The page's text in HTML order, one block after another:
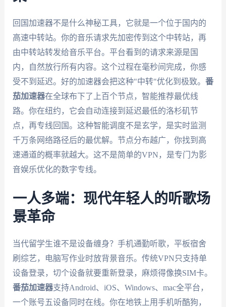
回国加速器不是什么神秘工具，它就是一个位于国内的
高速中转站。你的音乐请求先加密传到这个中转站，再
由中转站转发给音乐平台。平台看到的请求来源是国
内，自然放行所有内容。这个过程在毫秒间完成，你感
受不到延迟。好的加速器会把这种"中转"优化到极致。 番
茄加速器在全球布下了上百个节点，智能推荐最优线
路。你在纽约，它会自动连接到延迟最低的洛杉矶节
点，再专线回国。这种智能调度不是玄学，是实时监测
千万条网络路径后的最优解。节点分布越广，你找到高
速通道的概率就越大。这不是简单的VPN，是专门为影
音娱乐优化的数字专线。
一人多端：现代年轻人的听歌场
景革命
当代留学生谁不是设备缠身？手机通勤听歌，平板宿舍
刷综艺，电脑写作业时放背景音乐。传统VPN只支持单
设备登录，切个设备就要重新登录，麻烦得像换SIM卡。
番茄加速器支持Android、iOS、Windows、mac全平台，
一个账号五设备同时在线。你在地铁上用手机听酷狗，